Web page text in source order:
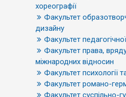
хореографії
Факультет
дизайну
Факультет
Факультет права,
міжнародних відносин
Факультет психології
Факультет романо-
Факультет суспільно-